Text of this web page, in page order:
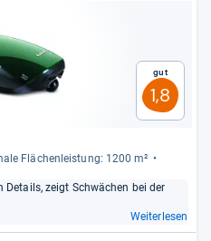
Gut
1,8
Flä­chen­leis­tung: 1200 m²
zeigt Schwä­chen bei der
Weiterlesen